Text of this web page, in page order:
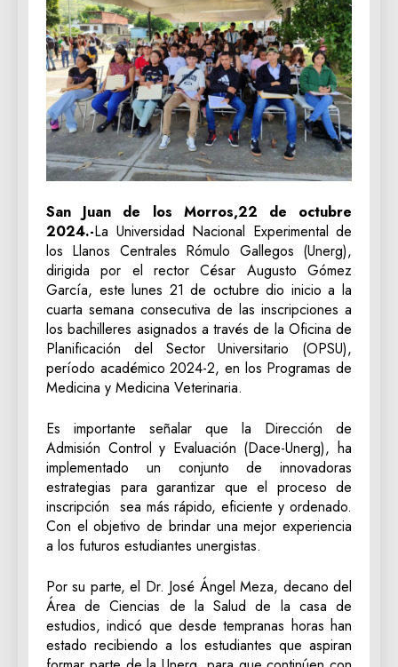
San Juan de los Morros,22 de octubre
2024.-La Universidad Nacional Experimental de
los Llanos Centrales Rómulo Gallegos (Unerg),
dirigida por el rector César Augusto Gómez
García, este lunes 21 de octubre dio inicio a la
cuarta semana consecutiva de las inscripciones a
los bachilleres asignados a través de la Oficina de
Planificación del Sector Universitario (OPSU),
período académico 2024-2, en los Programas de
Medicina y Medicina Veterinaria.
Es importante señalar que la Dirección de
Admisión Control y Evaluación (Dace-Unerg), ha
implementado un conjunto de innovadoras
estrategias para garantizar que el proceso de
inscripción sea más rápido, eficiente y ordenado.
Con el objetivo de brindar una mejor experiencia
a los futuros estudiantes unergistas.
Por su parte, el Dr. José Ángel Meza, decano del
Área de Ciencias de la Salud de la casa de
estudios, indicó que desde tempranas horas han
estado recibiendo a los estudiantes que aspiran